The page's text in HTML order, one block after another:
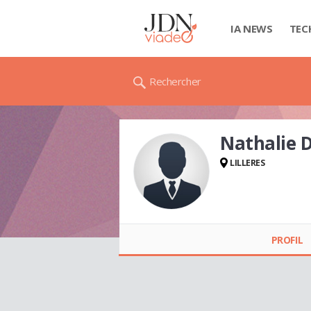
IA NEWS
Rechercher
Nathalie
LILLERES
PROFIL